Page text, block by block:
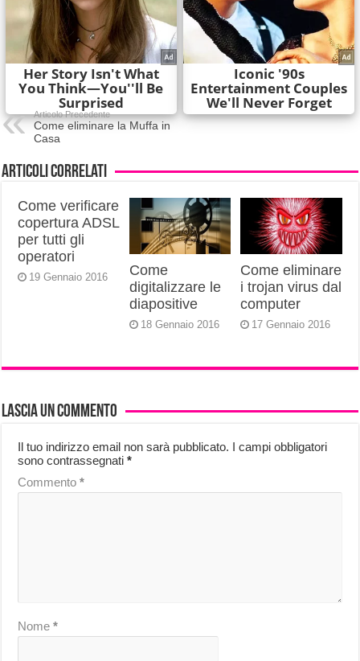
Articolo Precedente
Come eliminare la Muffa in
Casa
Articoli correlati
Come verificare
copertura ADSL
per tutti gli
operatori
19 Gennaio 2016
Come
digitalizzare le
diapositive
18 Gennaio 2016
Come eliminare
i trojan virus dal
computer
17 Gennaio 2016
Lascia un commento
Il tuo indirizzo email non sarà pubblicato. I campi obbligatori
sono contrassegnati*
Commento*
Nome*